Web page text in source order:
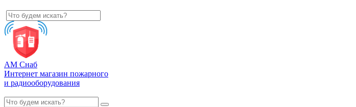
АМ Снаб
Интернет магазин пожарного
и радиооборудования